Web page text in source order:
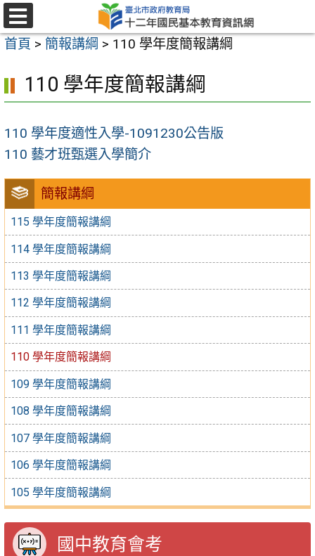
跳
至
主
內
區
選
單
首頁 > 簡報講綱 > 110 學年度簡報講綱
簡報講綱
115 學年度簡報講綱
114 學年度簡報講綱
113 學年度簡報講綱
112 學年度簡報講綱
111 學年度簡報講綱
110 學年度簡報講綱
109 學年度簡報講綱
108 學年度簡報講綱
107 學年度簡報講綱
106 學年度簡報講綱
105 學年度簡報講綱
國中教育會考
110 學年度簡報講綱
110 學年度適性入學-1091230公告版
110 藝才班甄選入學簡介